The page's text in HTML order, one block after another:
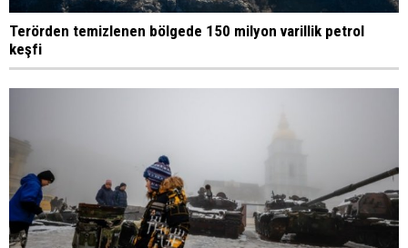
Terörden temizlenen bölgede 150 milyon varillik petrol
keşfi